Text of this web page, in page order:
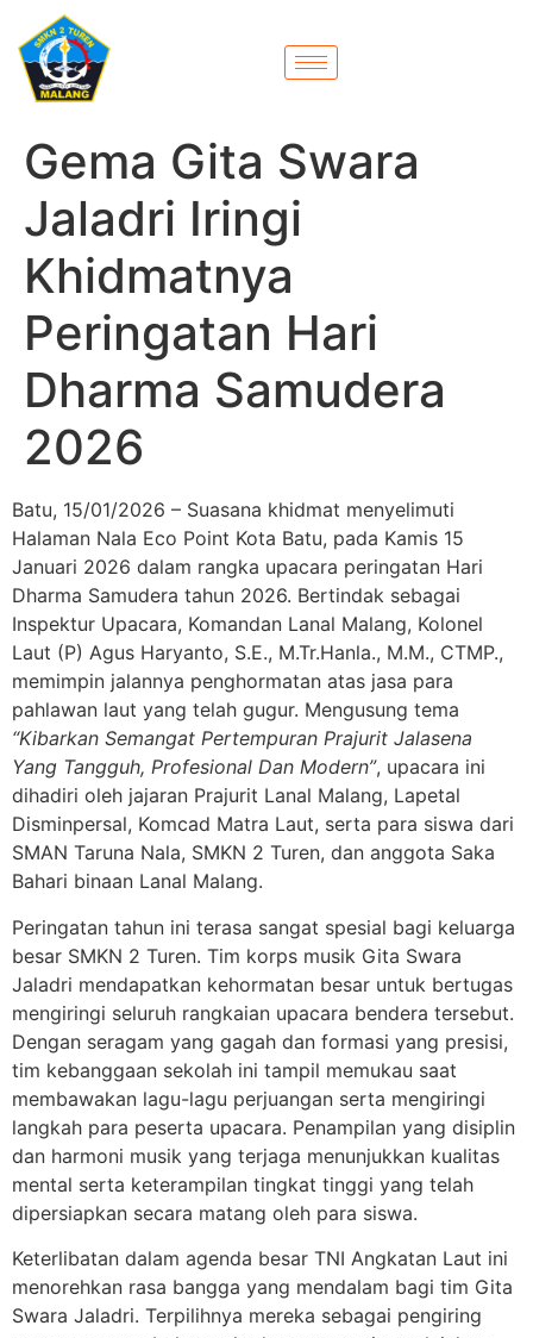
Gema Gita Swara
Jaladri Iringi
Khidmatnya
Peringatan Hari
Dharma Samudera
2026
Batu, 15/01/2026 – Suasana khidmat menyelimuti
Halaman Nala Eco Point Kota Batu, pada Kamis 15
Januari 2026 dalam rangka upacara peringatan Hari
Dharma Samudera tahun 2026. Bertindak sebagai
Inspektur Upacara, Komandan Lanal Malang, Kolonel
Laut (P) Agus Haryanto, S.E., M.Tr.Hanla., M.M., CTMP.,
memimpin jalannya penghormatan atas jasa para
pahlawan laut yang telah gugur. Mengusung tema
“Kibarkan Semangat Pertempuran Prajurit Jalasena
Yang Tangguh, Profesional Dan Modern”, upacara ini
dihadiri oleh jajaran Prajurit Lanal Malang, Lapetal
Disminpersal, Komcad Matra Laut, serta para siswa dari
SMAN Taruna Nala, SMKN 2 Turen, dan anggota Saka
Bahari binaan Lanal Malang.
Peringatan tahun ini terasa sangat spesial bagi keluarga
besar SMKN 2 Turen. Tim korps musik Gita Swara
Jaladri mendapatkan kehormatan besar untuk bertugas
mengiringi seluruh rangkaian upacara bendera tersebut.
Dengan seragam yang gagah dan formasi yang presisi,
tim kebanggaan sekolah ini tampil memukau saat
membawakan lagu-lagu perjuangan serta mengiringi
langkah para peserta upacara. Penampilan yang disiplin
dan harmoni musik yang terjaga menunjukkan kualitas
mental serta keterampilan tingkat tinggi yang telah
dipersiapkan secara matang oleh para siswa.
Keterlibatan dalam agenda besar TNI Angkatan Laut ini
menorehkan rasa bangga yang mendalam bagi tim Gita
Swara Jaladri. Terpilihnya mereka sebagai pengiring